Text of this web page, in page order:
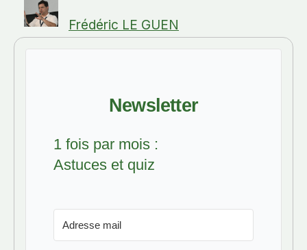
Frédéric LE GUEN
Newsletter
1 fois par mois :
Astuces et quiz